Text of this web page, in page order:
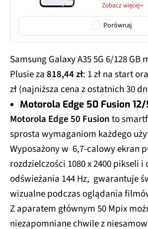
Zobacz więcej
Porównaj
Samsung Galaxy A35 5G 6/128 GB
Plusie za818,44 zł: 1 zł na start
zł (najniższa cena z ostatnich 30
Motorola Edge 50 Fusion 12/
Motorola Edge 50 Fusionto
sprosta wymaganiom każdego
Wyposażony w 6,7-calowy ekran
rozdzielczości 1080 x 2400 pikseli
odświeżania 144 Hz, gwarantuje
wizualne podczas oglądania
Z aparatem głównym 50 Mpix
niezapomniane chwile z